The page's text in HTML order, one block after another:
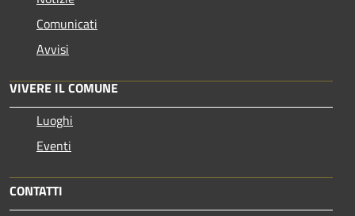
Comunicati
Avvisi
VIVERE IL COMUNE
Luoghi
Eventi
CONTATTI